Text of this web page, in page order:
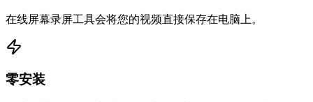
在线屏幕录屏工具会将您的视频直接保存在电脑上。
零安装